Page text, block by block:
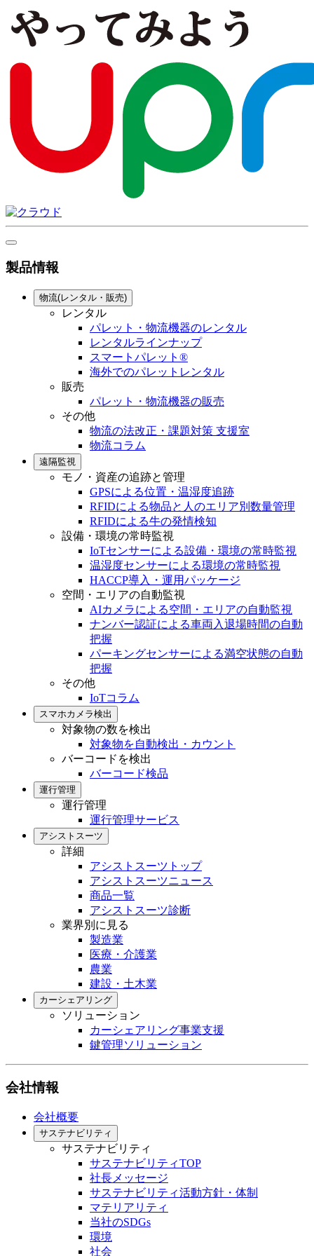
製品情報
物流(レンタル・販売)
レンタル
パレット・物流機器のレンタル
レンタルラインナップ
スマートパレット®
海外でのパレットレンタル
販売
パレット・物流機器の販売
その他
物流の法改正・課題対策 支援室
物流コラム
遠隔監視
モノ・資産の追跡と管理
GPSによる位置・温湿度追跡
RFIDによる物品と人のエリア別数量管理
RFIDによる牛の発情検知
設備・環境の常時監視
IoTセンサーによる設備・環境の常時監視
温湿度センサーによる環境の常時監視
HACCP導入・運用パッケージ
空間・エリアの自動監視
AIカメラによる空間・エリアの自動監視
ナンバー認証による車両入退場時間の自動
把握
パーキングセンサーによる満空状態の自動
把握
その他
IoTコラム
スマホカメラ検出
対象物の数を検出
対象物を自動検出・カウント
バーコードを検出
バーコード検品
運行管理
運行管理
運行管理サービス
アシストスーツ
詳細
アシストスーツトップ
アシストスーツニュース
商品一覧
アシストスーツ診断
業界別に見る
製造業
医療・介護業
農業
建設・土木業
カーシェアリング
ソリューション
カーシェアリング事業支援
鍵管理ソリューション
会社情報
会社概要
サステナビリティ
サステナビリティ
サステナビリティTOP
社長メッセージ
サステナビリティ活動方針・体制
マテリアリティ
当社のSDGs
環境
社会